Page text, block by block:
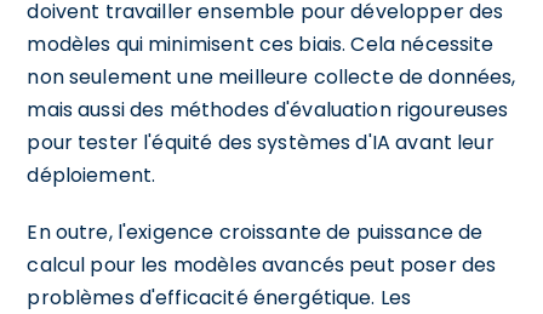
doivent travailler ensemble pour développer des
modèles qui minimisent ces biais. Cela nécessite
non seulement une meilleure collecte de données,
mais aussi des méthodes d'évaluation rigoureuses
pour tester l'équité des systèmes d'IA avant leur
déploiement.
En outre, l'exigence croissante de puissance de
calcul pour les modèles avancés peut poser des
problèmes d'efficacité énergétique. Les